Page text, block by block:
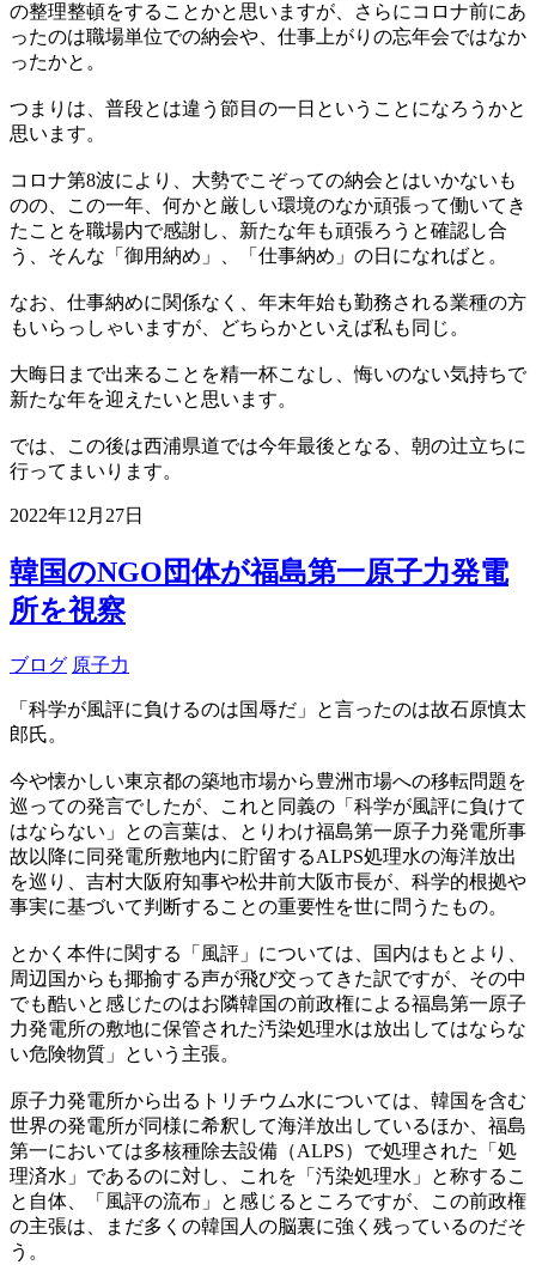
の整理整頓をすることかと思いますが、さらにコロナ前にあ
ったのは職場単位での納会や、仕事上がりの忘年会ではなか
ったかと。
つまりは、普段とは違う節目の一日ということになろうかと
思います。
コロナ第8波により、大勢でこぞっての納会とはいかないも
のの、この一年、何かと厳しい環境のなか頑張って働いてき
たことを職場内で感謝し、新たな年も頑張ろうと確認し合
う、そんな「御用納め」、「仕事納め」の日になればと。
なお、仕事納めに関係なく、年末年始も勤務される業種の方
もいらっしゃいますが、どちらかといえば私も同じ。
大晦日まで出来ることを精一杯こなし、悔いのない気持ちで
新たな年を迎えたいと思います。
では、この後は西浦県道では今年最後となる、朝の辻立ちに
行ってまいります。
2022年12月27日
韓国のNGO団体が福島第一原子力発電
所を視察
ブログ 原子力
「科学が風評に負けるのは国辱だ」と言ったのは故石原慎太
郎氏。
今や懐かしい東京都の築地市場から豊洲市場への移転問題を
巡っての発言でしたが、これと同義の「科学が風評に負けて
はならない」との言葉は、とりわけ福島第一原子力発電所事
故以降に同発電所敷地内に貯留するALPS処理水の海洋放出
を巡り、吉村大阪府知事や松井前大阪市長が、科学的根拠や
事実に基づいて判断することの重要性を世に問うたもの。
とかく本件に関する「風評」については、国内はもとより、
周辺国からも揶揄する声が飛び交ってきた訳ですが、その中
でも酷いと感じたのはお隣韓国の前政権による福島第一原子
力発電所の敷地に保管された汚染処理水は放出してはならな
い危険物質」という主張。
原子力発電所から出るトリチウム水については、韓国を含む
世界の発電所が同様に希釈して海洋放出しているほか、福島
第一においては多核種除去設備（ALPS）で処理された「処
理済水」であるのに対し、これを「汚染処理水」と称するこ
と自体、「風評の流布」と感じるところですが、この前政権
の主張は、まだ多くの韓国人の脳裏に強く残っているのだそ
う。